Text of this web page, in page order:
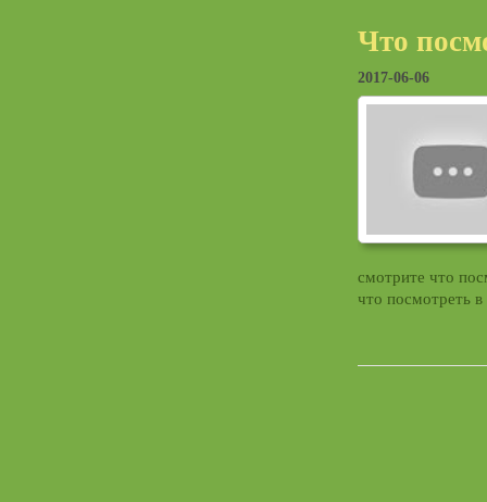
Что
2017-06-06
смотрите что
что посмотреть